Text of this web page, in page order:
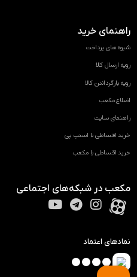
راهنمای خرید
شیوه های پرداخت
رویه ارسال کالا
رویه بازگرداندن کالا
اضلاع مکعب
راهنمای سایت
خرید اقساطی با اسنپ پی
خرید اقساطی با مکعب
مکعب در شبکه‌های اجتماعی
نمادهای اعتماد